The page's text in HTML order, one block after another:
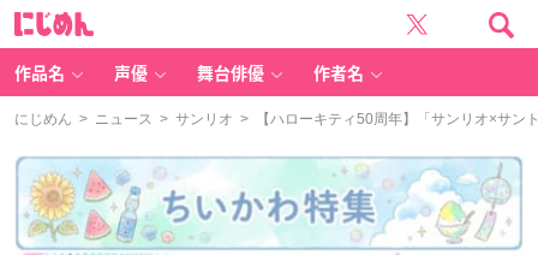
作品名 声優 舞台俳優 作者名
にじめん > ニュース > サンリオ > 【ハローキティ50周年】「サンリオ×サン